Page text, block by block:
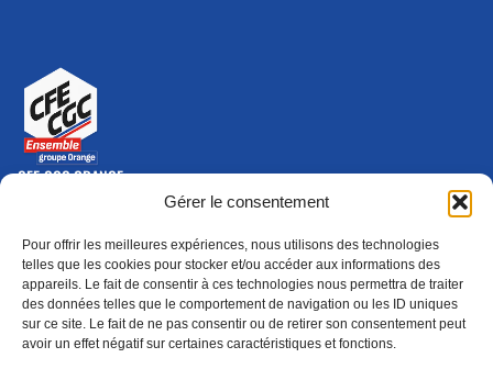
Gérer le consentement
Pour offrir les meilleures expériences, nous utilisons des technologies
telles que les cookies pour stocker et/ou accéder aux informations des
appareils. Le fait de consentir à ces technologies nous permettra de traiter
des données telles que le comportement de navigation ou les ID uniques
sur ce site. Le fait de ne pas consentir ou de retirer son consentement peut
avoir un effet négatif sur certaines caractéristiques et fonctions.
CFE-CGC ORANGE
10-12 rue Saint Amand, 75015 Paris Cedex 15
Nous contacter
01 46 79 28 74
S'ABONNER(NOUVELLE FENÊTRE)
ADHÉRER
Épargne
(nouvelle fenêtre) Formation
(nouvelle fenêtre)